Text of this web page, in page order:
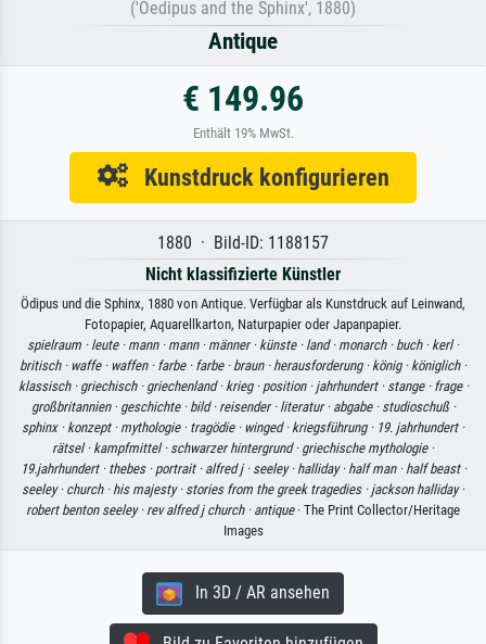
('Oedipus and the Sphinx', 1880)
Antique
€ 149.96
Enthält 19% MwSt.
Kunstdruck konfigurieren
1880 · Bild-ID: 1188157
Nicht klassifizierte Künstler
Ödipus und die Sphinx, 1880 von Antique. Verfügbar als Kunstdruck auf Leinwand,
Fotopapier, Aquarellkarton, Naturpapier oder Japanpapier.
spielraum · leute · mann · mann · männer · künste · land · monarch · buch · kerl ·
britisch · waffe · waffen · farbe · farbe · braun · herausforderung · könig · königlich ·
klassisch · griechisch · griechenland · krieg · position · jahrhundert · stange · frage ·
großbritannien · geschichte · bild · reisender · literatur · abgabe · studioschuß ·
sphinx · konzept · mythologie · tragödie · winged · kriegsführung · 19. jahrhundert ·
rätsel · kampfmittel · schwarzer hintergrund · griechische mythologie ·
19.jahrhundert · thebes · portrait · alfred j · seeley · halliday · half man · half beast ·
seeley · church · his majesty · stories from the greek tragedies · jackson halliday ·
robert benton seeley · rev alfred j church · antique· The Print Collector/Heritage
Images
In 3D / AR ansehen